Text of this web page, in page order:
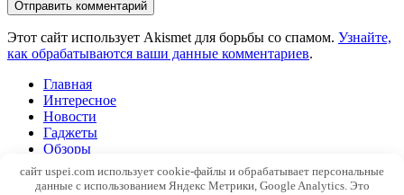
Этот сайт использует Akismet для борьбы со спамом. Узнайте,
как обрабатываются ваши данные комментариев.
Главная
Интересное
Новости
Гаджеты
Обзоры
Windows
SEO
сайт uspei.com использует cookie-файлы и обрабатывает персональные
данные с использованием Яндекс Метрики, Google Analytics. Это